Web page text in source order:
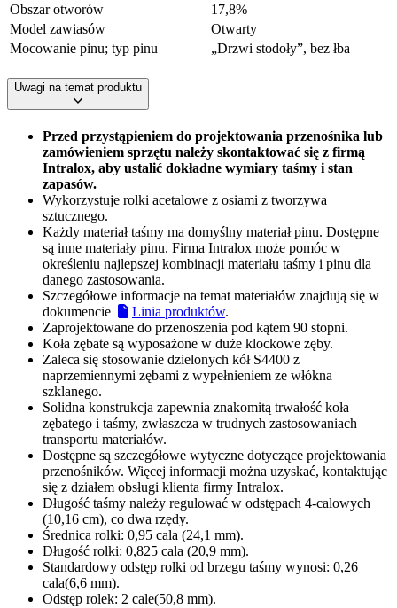
Obszar otworów
17,8%
Model zawiasów
Otwarty
Mocowanie pinu; typ pinu
„Drzwi stodoły”, bez łba
Uwagi na temat produktu
Przed przystąpieniem do projektowania przenośnika lub
zamówieniem sprzętu należy skontaktować się z firmą
Intralox, aby ustalić dokładne wymiary taśmy i stan
zapasów.
Wykorzystuje rolki acetalowe z osiami z tworzywa
sztucznego.
Każdy materiał taśmy ma domyślny materiał pinu. Dostępne
są inne materiały pinu. Firma Intralox może pomóc w
określeniu najlepszej kombinacji materiału taśmy i pinu dla
danego zastosowania.
Szczegółowe informacje na temat materiałów znajdują się w
dokumencie
Linia produktów.
Zaprojektowane do przenoszenia pod kątem 90 stopni.
Koła zębate są wyposażone w duże klockowe zęby.
Zaleca się stosowanie dzielonych kół S4400 z
naprzemiennymi zębami z wypełnieniem ze włókna
szklanego.
Solidna konstrukcja zapewnia znakomitą trwałość koła
zębatego i taśmy, zwłaszcza w trudnych zastosowaniach
transportu materiałów.
Dostępne są szczegółowe wytyczne dotyczące projektowania
przenośników. Więcej informacji można uzyskać, kontaktując
się z działem obsługi klienta firmy Intralox.
Długość taśmy należy regulować w odstępach 4-calowych
(10,16 cm), co dwa rzędy.
Średnica rolki: 0,95 cala (24,1 mm).
Długość rolki: 0,825 cala (20,9 mm).
Standardowy odstęp rolki od brzegu taśmy wynosi: 0,26
cala(6,6 mm).
Odstęp rolek: 2 cale(50,8 mm).